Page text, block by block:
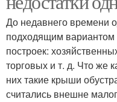
До недавнего времени
подходящим
построек:
торговых и т. д. Что же
них такие крыши
считались внешне